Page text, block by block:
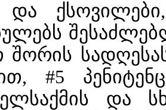
და
შორის
#5
და